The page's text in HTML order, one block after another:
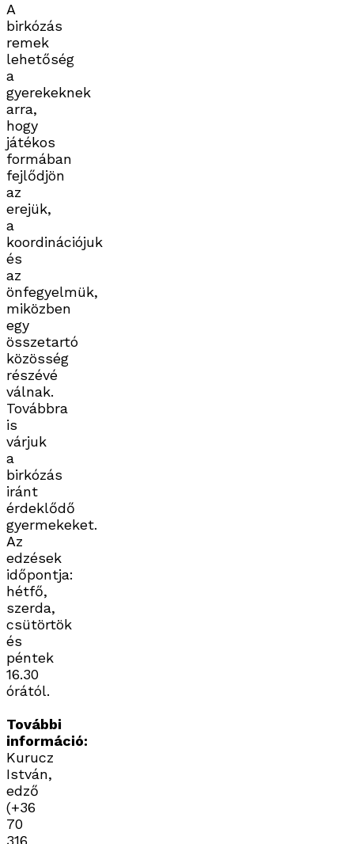
A
birkózás
remek
lehetőség
a
gyerekeknek
arra,
hogy
játékos
formában
fejlődjön
az
erejük,
a
koordinációjuk
és
az
önfegyelmük,
miközben
egy
összetartó
közösség
részévé
válnak.
Továbbra
is
várjuk
a
birkózás
iránt
érdeklődő
gyermekeket.
Az
edzések
időpontja:
hétfő,
szerda,
csütörtök
és
péntek
16.30
órától.
További
információ:
Kurucz
István,
edző
(+36
70
316